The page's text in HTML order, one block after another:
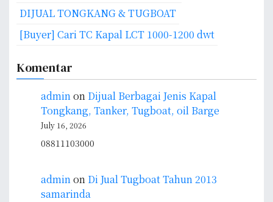
DIJUAL TONGKANG & TUGBOAT
[Buyer] Cari TC Kapal LCT 1000-1200 dwt
Komentar
adminon Dijual Berbagai Jenis Kapal
Tongkang, Tanker, Tugboat, oil Barge
July 16, 2026
08811103000
adminon Di Jual Tugboat Tahun 2013
samarinda